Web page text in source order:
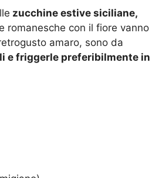
zucchine estive siciliane,
romanesche con il fiore vanno
amaro, sono da
e friggerle preferibilmente in